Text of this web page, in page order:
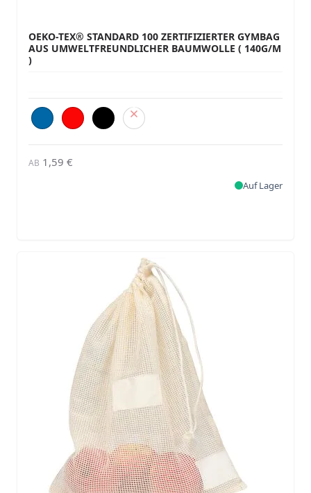
OEKO-TEX® STANDARD 100 ZERTIFIZIERTER GYMBAG
AUS UMWELTFREUNDLICHER BAUMWOLLE ( 140G/M
)
AB 1,59 €
Auf Lager